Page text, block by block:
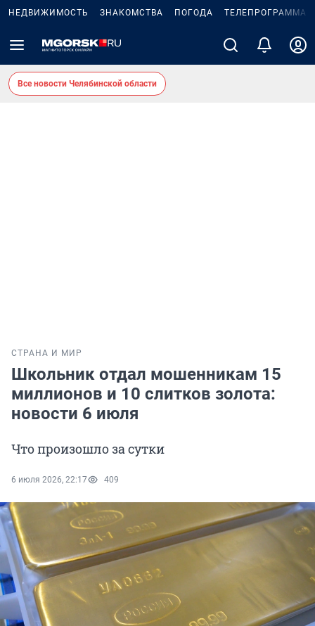
НЕДВИЖИМОСТЬ ЗНАКОМСТВА ПОГОДА ТЕЛЕПРОГРАММА
Все новости Челябинской области
СТРАНА И МИР
Школьник отдал мошенникам 15
миллионов и 10 слитков золота:
новости 6 июля
Что произошло за сутки
6 июля 2026, 22:17 409